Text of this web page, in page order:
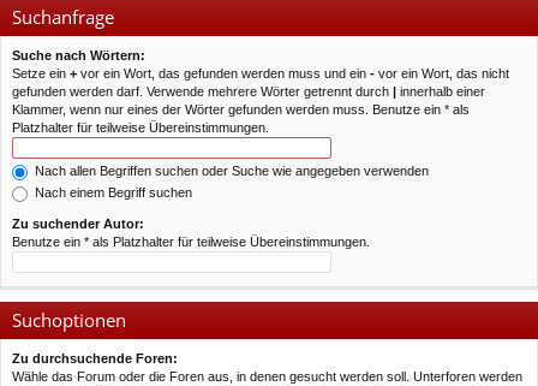
rif
f
Suchanfrage
Suche nach Wörtern:
Setze ein + vor ein Wort, das gefunden werden muss und ein - vor ein Wort, das nicht
gefunden werden darf. Verwende mehrere Wörter getrennt durch | innerhalb einer
Klammer, wenn nur eines der Wörter gefunden werden muss. Benutze ein * als
Platzhalter für teilweise Übereinstimmungen.
Nach allen Begriffen suchen oder Suche wie angegeben verwenden
Nach einem Begriff suchen
Zu suchender Autor:
Benutze ein * als Platzhalter für teilweise Übereinstimmungen.
Suchoptionen
Zu durchsuchende Foren:
Wähle das Forum oder die Foren aus, in denen gesucht werden soll. Unterforen werden